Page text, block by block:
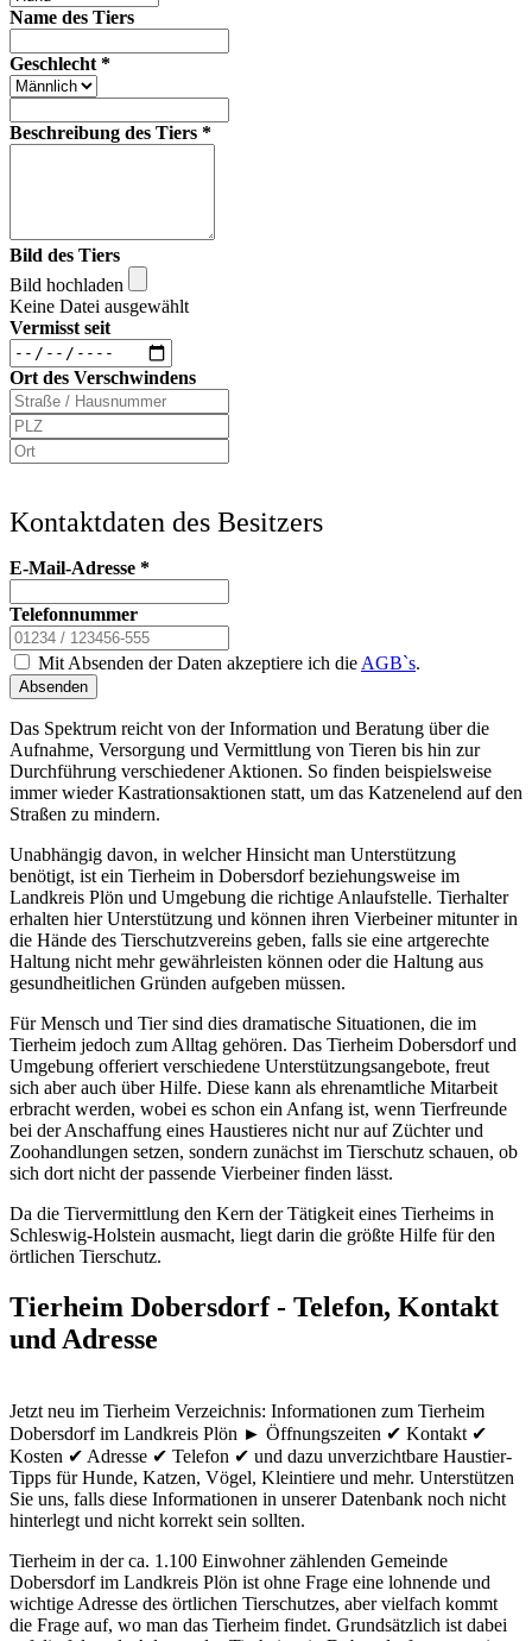
Name des Tiers
Geschlecht *
Beschreibung des Tiers *
Bild des Tiers
Bild hochladen
Keine Datei ausgewählt
Vermisst seit
Ort des Verschwindens
Kontaktdaten des Besitzers
E-Mail-Adresse *
Telefonnummer
Mit Absenden der Daten akzeptiere ich die AGB`s.
Absenden
Das Spektrum reicht von der Information und Beratung über die
Aufnahme, Versorgung und Vermittlung von Tieren bis hin zur
Durchführung verschiedener Aktionen. So finden beispielsweise
immer wieder Kastrationsaktionen statt, um das Katzenelend auf den
Straßen zu mindern.
Unabhängig davon, in welcher Hinsicht man Unterstützung
benötigt, ist ein Tierheim in Dobersdorf beziehungsweise im
Landkreis Plön und Umgebung die richtige Anlaufstelle. Tierhalter
erhalten hier Unterstützung und können ihren Vierbeiner mitunter in
die Hände des Tierschutzvereins geben, falls sie eine artgerechte
Haltung nicht mehr gewährleisten können oder die Haltung aus
gesundheitlichen Gründen aufgeben müssen.
Für Mensch und Tier sind dies dramatische Situationen, die im
Tierheim jedoch zum Alltag gehören. Das Tierheim Dobersdorf und
Umgebung offeriert verschiedene Unterstützungsangebote, freut
sich aber auch über Hilfe. Diese kann als ehrenamtliche Mitarbeit
erbracht werden, wobei es schon ein Anfang ist, wenn Tierfreunde
bei der Anschaffung eines Haustieres nicht nur auf Züchter und
Zoohandlungen setzen, sondern zunächst im Tierschutz schauen, ob
sich dort nicht der passende Vierbeiner finden lässt.
Da die Tiervermittlung den Kern der Tätigkeit eines Tierheims in
Schleswig-Holstein ausmacht, liegt darin die größte Hilfe für den
örtlichen Tierschutz.
Tierheim Dobersdorf - Telefon, Kontakt
und Adresse
Jetzt neu im Tierheim Verzeichnis: Informationen zum Tierheim
Dobersdorf im Landkreis Plön ► Öffnungszeiten ✔ Kontakt ✔
Kosten ✔ Adresse ✔ Telefon ✔ und dazu unverzichtbare Haustier-
Tipps für Hunde, Katzen, Vögel, Kleintiere und mehr. Unterstützen
Sie uns, falls diese Informationen in unserer Datenbank noch nicht
hinterlegt und nicht korrekt sein sollten.
Tierheim in der ca. 1.100 Einwohner zählenden Gemeinde
Dobersdorf im Landkreis Plön ist ohne Frage eine lohnende und
wichtige Adresse des örtlichen Tierschutzes, aber vielfach kommt
die Frage auf, wo man das Tierheim findet. Grundsätzlich ist dabei